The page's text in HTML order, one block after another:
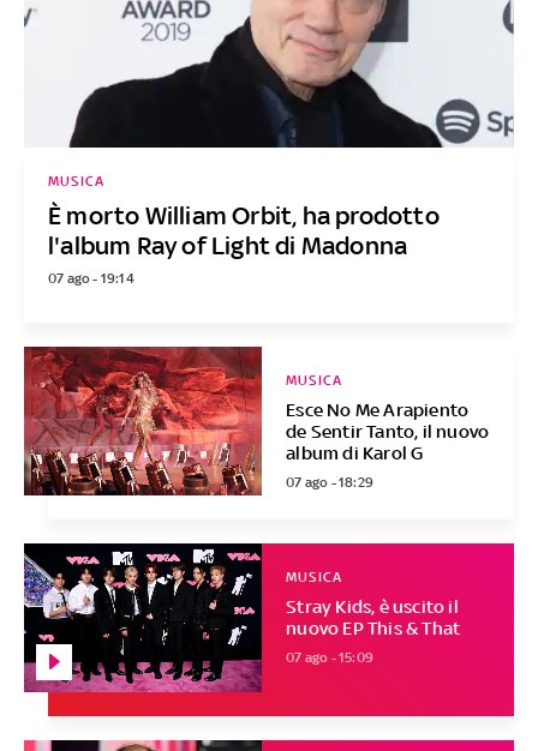
È morto William Orbit, ha prodotto
l'album Ray of Light di Madonna
MUSICA
07 ago - 19:14
Esce No Me Arapiento
de Sentir Tanto, il nuovo
album di Karol G
MUSICA
07 ago - 18:29
Stray Kids, è uscito il
nuovo EP This & That
MUSICA
07 ago - 15:09